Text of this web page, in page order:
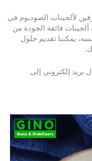
لألجينات الصوديوم في
فائقة الجودة من
يمكننا تقديم حلول
بريد إلكتروني إلى